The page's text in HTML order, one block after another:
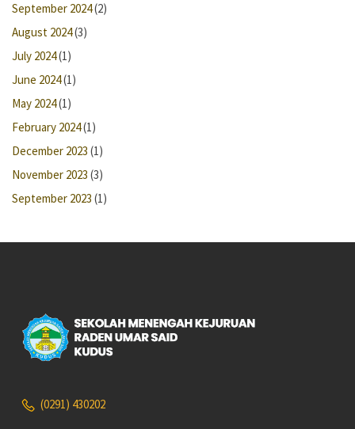
September 2024(2)
August 2024(3)
July 2024(1)
June 2024(1)
May 2024(1)
February 2024(1)
December 2023 (1)
November 2023 (3)
September 2023 (1)
(0291) 430202